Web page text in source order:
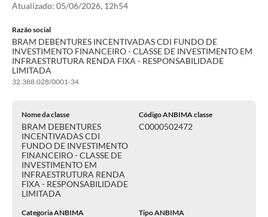
Atualizado: 05/06/2026, 12h54
Razão social
BRAM DEBENTURES INCENTIVADAS CDI FUNDO DE
INVESTIMENTO FINANCEIRO - CLASSE DE INVESTIMENTO EM
INFRAESTRUTURA RENDA FIXA - RESPONSABILIDADE
LIMITADA
32.388.028/0001-34
Nome da classe
BRAM DEBENTURES
INCENTIVADAS CDI
FUNDO DE INVESTIMENTO
FINANCEIRO - CLASSE DE
INVESTIMENTO EM
INFRAESTRUTURA RENDA
FIXA - RESPONSABILIDADE
LIMITADA
Código ANBIMA classe
C0000502472
Categoria ANBIMA Tipo ANBIMA